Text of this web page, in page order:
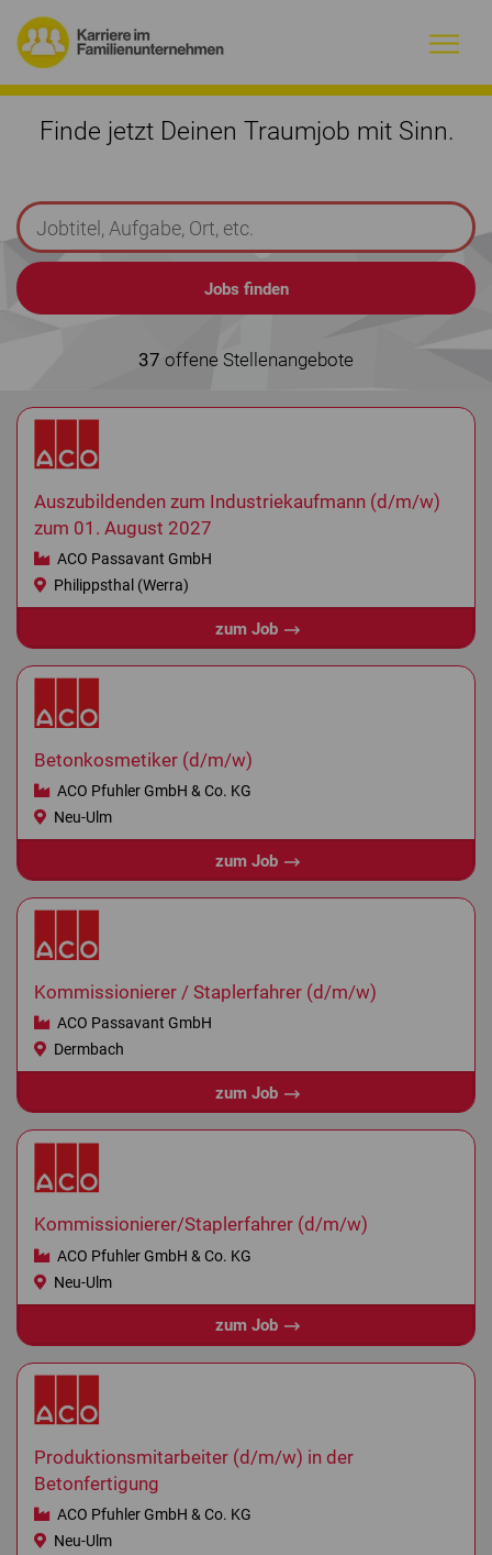
Warum Familienunternehmen?
Jobs
Magazin
Kontakt
Finde jetzt Deinen Traumjob mit Sinn.
37 offene Stellenangebote
Auszubildenden zum Industriekaufmann (d/m/w)
zum 01. August 2027
ACO Passavant GmbH
Philippsthal (Werra)
zum Job
Betonkosmetiker (d/m/w)
ACO Pfuhler GmbH & Co. KG
Neu-Ulm
zum Job
Kommissionierer / Staplerfahrer (d/m/w)
ACO Passavant GmbH
Dermbach
zum Job
Kommissionierer/Staplerfahrer (d/m/w)
ACO Pfuhler GmbH & Co. KG
Neu-Ulm
zum Job
Produktionsmitarbeiter (d/m/w) in der
Betonfertigung
ACO Pfuhler GmbH & Co. KG
Neu-Ulm